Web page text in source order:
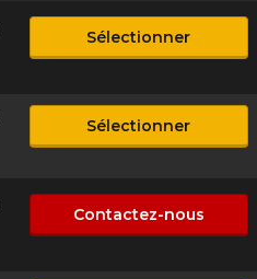
Sélectionner
Sélectionner
Contactez-nous